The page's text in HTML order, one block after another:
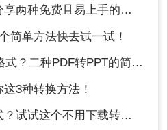
种免费且易上手的操作技巧
简单方法快去试一试！
PDF转PPT的简单方法，轻松解决
3种转换方法！
试这个不用下载转换器吧！